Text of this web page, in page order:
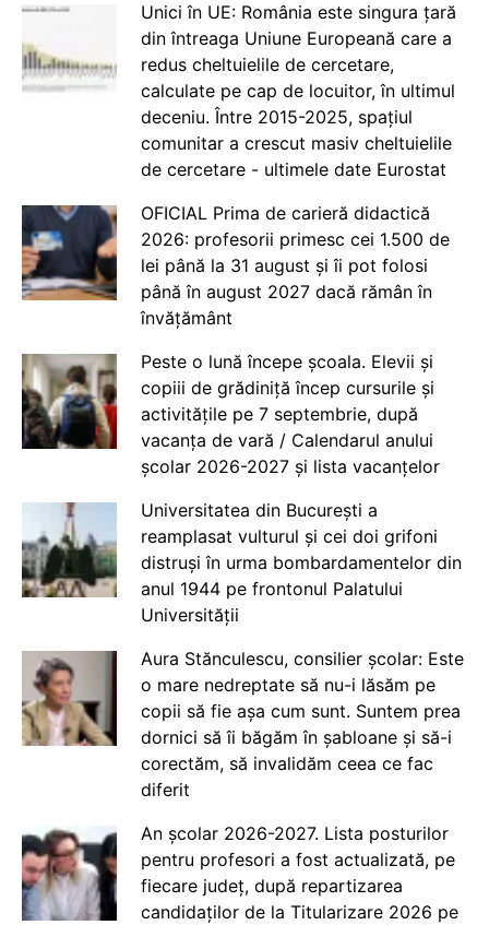
Unici în UE: România este singura țară
din întreaga Uniune Europeană care a
redus cheltuielile de cercetare,
calculate pe cap de locuitor, în ultimul
deceniu. Între 2015-2025, spațiul
comunitar a crescut masiv cheltuielile
de cercetare - ultimele date Eurostat
OFICIAL Prima de carieră didactică
2026: profesorii primesc cei 1.500 de
lei până la 31 august și îi pot folosi
până în august 2027 dacă rămân în
învățământ
Peste o lună începe școala. Elevii și
copiii de grădiniță încep cursurile și
activitățile pe 7 septembrie, după
vacanța de vară / Calendarul anului
școlar 2026-2027 și lista vacanțelor
Universitatea din București a
reamplasat vulturul și cei doi grifoni
distruși în urma bombardamentelor din
anul 1944 pe frontonul Palatului
Universității
Aura Stănculescu, consilier școlar: Este
o mare nedreptate să nu-i lăsăm pe
copii să fie așa cum sunt. Suntem prea
dornici să îi băgăm în șabloane și să-i
corectăm, să invalidăm ceea ce fac
diferit
An școlar 2026-2027. Lista posturilor
pentru profesori a fost actualizată, pe
fiecare județ, după repartizarea
candidaților de la Titularizare 2026 pe